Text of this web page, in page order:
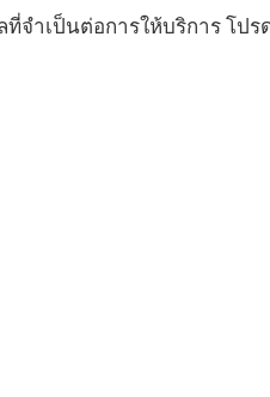
ำเป็นต่อการให้บริการ โป